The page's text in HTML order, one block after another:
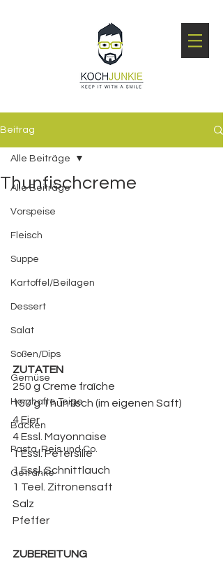
Beitrag
Alle Beiträge
Vorspeise
Fleisch
Suppe
Kartoffel/Beilagen
Dessert
Salat
Soßen/Dips
Gemüse
Herzhafte Teige
Backen
Pasta, Reis und Co.
Getränke
Alle Beiträge
Thunfischcreme
ZUTATEN
250 g Creme fraîche
150 g Thunfisch (im eigenen Saft)
4 Eier
4 Essl. Mayonnaise
1 Essl. Petersilie
1 Essl. Schnittlauch
1 Teel. Zitronensaft
Salz
Pfeffer
ZUBEREITUNG